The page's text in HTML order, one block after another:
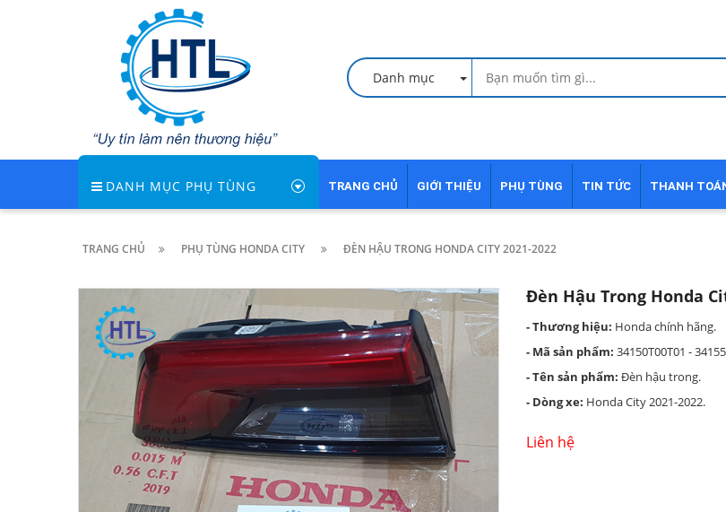
Danh mục
DANH MỤC PHỤ TÙNG TRANG CHỦ GIỚI THIỆU PHỤ TÙNG TIN TỨC THANH
TRANG CHỦ PHỤ TÙNG HONDA CITY ĐÈN HẬU TRONG HONDA CITY 2021-2022
Đèn Hậu Trong Honda
- Thương hiệu: Honda chính hãng.
- Mã sản phẩm: 34150T00T01 -
- Tên sản phẩm: Đèn hậu trong.
- Dòng xe: Honda City 2021-2022.
Liên hệ